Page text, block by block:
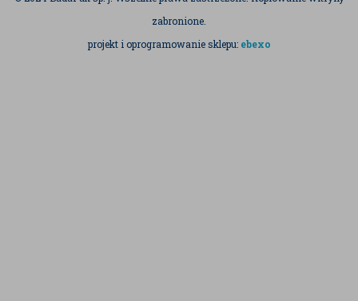
zabronione.
projekt i oprogramowanie sklepu: ebexo